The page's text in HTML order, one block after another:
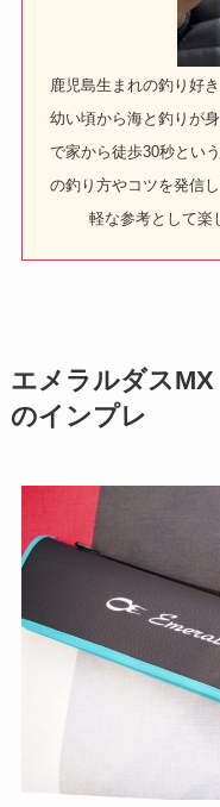
鹿児島生まれの釣り好
幼い頃から海と釣りが
で家から徒歩30秒とい
の釣り方やコツを発信
軽な参考として楽
エメラルダス
のインプレ